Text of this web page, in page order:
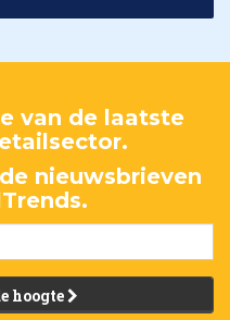
van de laatste
nieuwsbrieven
hoogte